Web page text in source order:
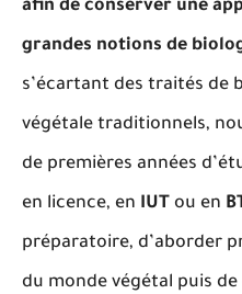
afin de conserver une
grandes notions de
s’écartant des traités de
végétale traditionnels,
de premières années
en licence, en IUT ou en
préparatoire, d’aborder
du monde végétal puis